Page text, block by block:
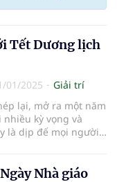
Tết Dương lịch
01/2025
Giải trí
lại, mở ra một năm
nhiều kỳ vọng và
là dịp để mọi người
Nhà giáo